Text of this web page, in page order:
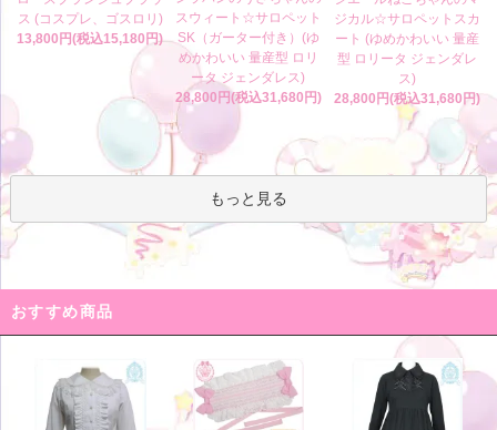
ス (コスプレ、ゴスロリ)
13,800円(税込15,180円)
スウィート☆サロペット
SK（ガーター付き）(ゆ
めかわいい 量産型 ロリ
ータ ジェンダレス)
28,800円(税込31,680円)
ジカル☆サロペットスカ
ート (ゆめかわいい 量産
型 ロリータ ジェンダレ
ス)
28,800円(税込31,680円)
もっと見る
おすすめ商品